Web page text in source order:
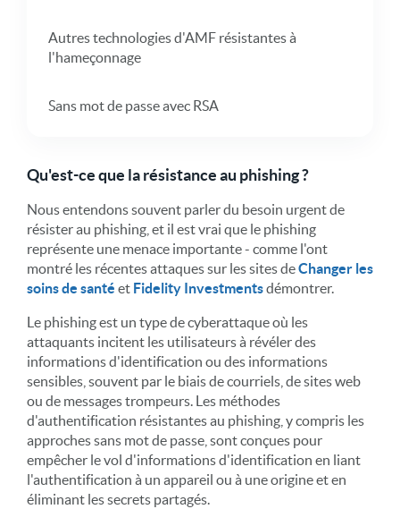
Autres technologies d'AMF résistantes à
l'hameçonnage
Sans mot de passe avec RSA
Qu'est-ce que la résistance au phishing ?
Nous entendons souvent parler du besoin urgent de
résister au phishing, et il est vrai que le phishing
représente une menace importante - comme l'ont
montré les récentes attaques sur les sites deChanger les
soins de santé et Fidelity Investmentsdémontrer.
Le phishing est un type de cyberattaque où les
attaquants incitent les utilisateurs à révéler des
informations d'identification ou des informations
sensibles, souvent par le biais de courriels, de sites web
ou de messages trompeurs. Les méthodes
d'authentification résistantes au phishing, y compris les
approches sans mot de passe, sont conçues pour
empêcher le vol d'informations d'identification en liant
l'authentification à un appareil ou à une origine et en
éliminant les secrets partagés.